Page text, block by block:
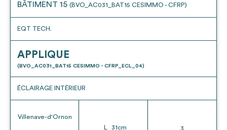
BÂTIMENT 15 (BVO_AC031_BAT15 CESIMMO - CFRP)
EQT TECH.
APPLIQUE
(BVO_AC031_BAT15 CESIMMO - CFRP_ECL_04)
ÉCLAIRAGE INTÉRIEUR
Villenave-d'Ornon
L
31cm 3